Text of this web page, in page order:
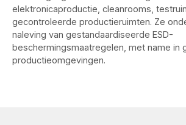
elektronicaproductie, cleanrooms,
gecontroleerde productieruimten. Ze
naleving van gestandaardiseerde ESD-
beschermingsmaatregelen, met name in
productieomgevingen.